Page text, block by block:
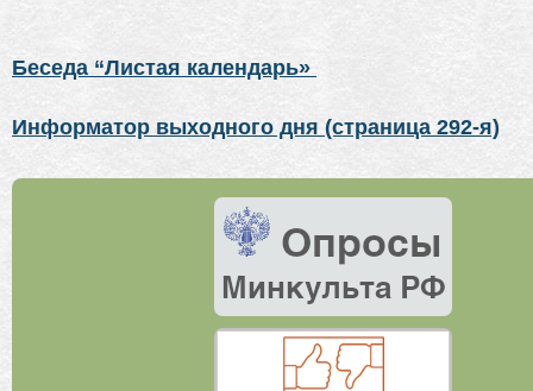
Беседа “Листая календарь»
Информатор выходного дня (страница 292-я)